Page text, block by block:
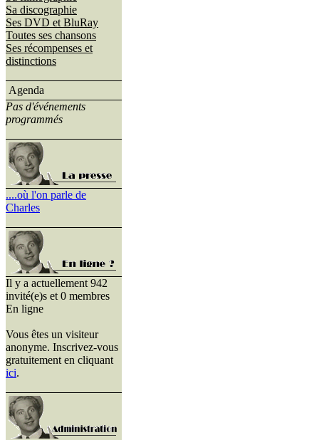
Sa discographie
Ses DVD et BluRay
Toutes ses chansons
Ses récompenses et
distinctions
Agenda
Pas d'événements
programmés
....où l'on parle de
Charles
Il y a actuellement 942
invité(e)s et 0 membres
En ligne
Vous êtes un visiteur
anonyme. Inscrivez-vous
gratuitement en cliquant
ici.